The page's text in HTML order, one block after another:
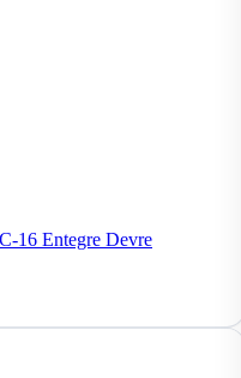
16 Entegre Devre